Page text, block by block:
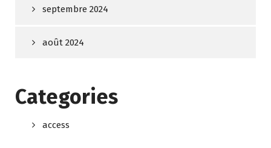
septembre 2024
août 2024
Categories
access